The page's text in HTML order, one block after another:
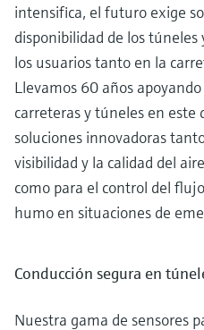
intensifica, el futuro exige
disponibilidad de los
los usuarios tanto en la
Llevamos 60 años
carreteras y túneles en este
soluciones innovadoras
visibilidad y la calidad del
como para el control del
humo en situaciones de
Conducción segura en
Nuestra gama de sensores